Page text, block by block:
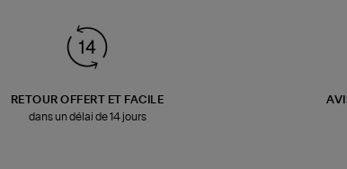
RETOUR OFFERT ET FACILE
dans un délai de 14 jours